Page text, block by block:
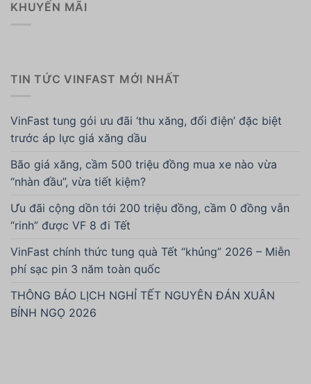
KHUYẾN MÃI
TIN TỨC VINFAST MỚI NHẤT
VinFast tung gói ưu đãi ‘thu xăng, đổi điện’ đặc biệt
trước áp lực giá xăng dầu
Bão giá xăng, cầm 500 triệu đồng mua xe nào vừa
“nhàn đầu”, vừa tiết kiệm?
Ưu đãi cộng dồn tới 200 triệu đồng, cầm 0 đồng vẫn
“rinh” được VF 8 đi Tết
VinFast chính thức tung quà Tết “khủng” 2026 – Miễn
phí sạc pin 3 năm toàn quốc
THÔNG BÁO LỊCH NGHỈ TẾT NGUYÊN ĐÁN XUÂN
BÍNH NGỌ 2026